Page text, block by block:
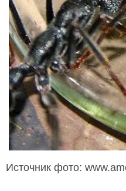
Источник фото: